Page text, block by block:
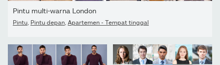
Pintu multi-warna London
Pintu Pintu depan Apartemen - Tempat tinggal